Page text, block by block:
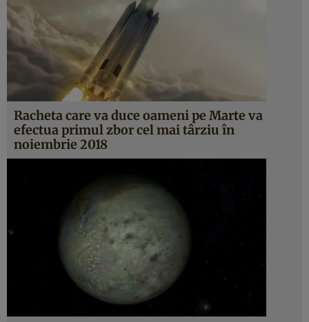
Racheta care va duce oameni pe Marte va
efectua primul zbor cel mai târziu în
noiembrie 2018